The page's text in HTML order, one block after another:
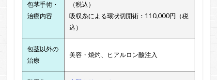
包茎手術・
治療内容
（税込）
吸収糸による環状切開術：110,000円（税
込）
包茎以外の
治療
美容・焼灼、 ヒアルロン酸注入